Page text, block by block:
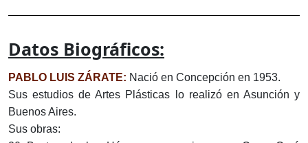
Datos Biográficos:
PABLO LUIS ZÁRATE: Nació en Concepción en 1953.
Sus estudios de Artes Plásticas lo realizó en Asunción y
Buenos Aires.
Sus obras: